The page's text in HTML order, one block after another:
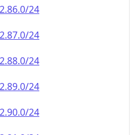
24
24
24
24
24